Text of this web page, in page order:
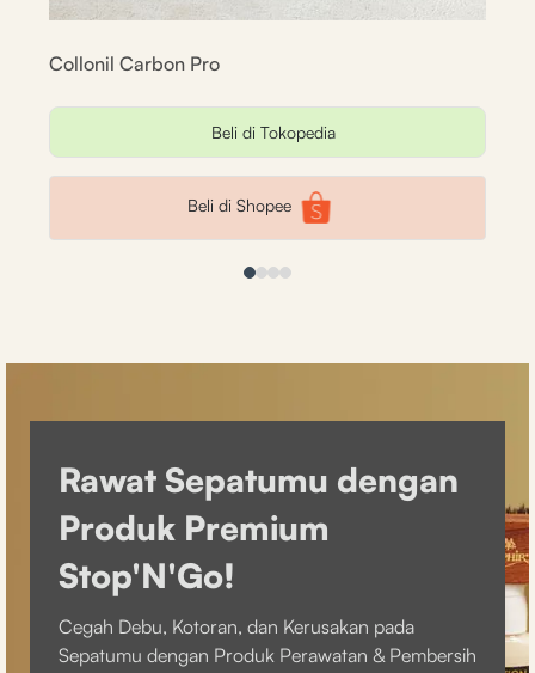
Collonil Carbon Pro
Beli di Tokopedia
Beli di Shopee
Rawat Sepatumu dengan
Produk Premium
Stop'N'Go!
Cegah Debu, Kotoran, dan Kerusakan pada
Sepatumu dengan Produk Perawatan & Pembersih